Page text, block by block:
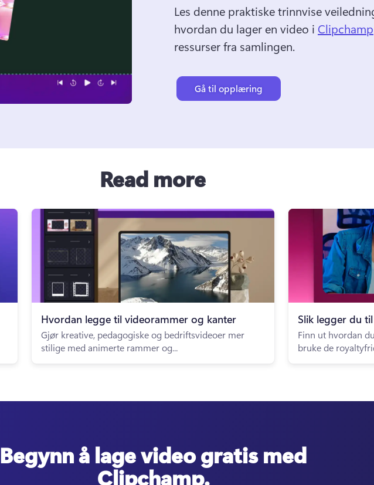
Les denne praktiske trinnvise
hvordan du lager en video i Clipchamp
ressurser fra samlingen.
Gå til opplæring
Read more
Hvordan legge til videorammer og kanter
Gjør kreative, pedagogiske og bedriftsvideoer mer
stilige med animerte rammer og...
Slik legger du
Finn ut hvordan
bruke de
Begynn å lage video gratis med
Clipchamp.